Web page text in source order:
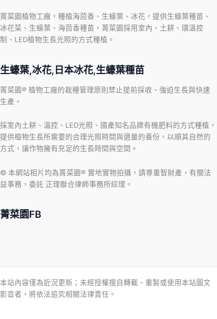
菁菜園植物工廠，種植海茴香、生蠔葉、冰花，提供生蠔葉種苗、
冰花菜、生蠔葉、海茴香種苗，菁菜園採用室內、土耕、環溫控
制、LED植物生長光照的方式種植。
生蠔葉,冰花,日本冰花,生蠔葉種苗
菁菜園® 植物工廠的栽種管理原則禁止提前採收、強迫生長與快速
生產。
採室內土耕、溫控、LED光照、國產知名品牌有機肥料的方式種植，
提供植物生長所需要的合理光照時間與適量的養份，以順其自然的
方式，讓作物擁有充足的生長時間與空間。
© 本網站相片均為菁菜園® 實地實物拍攝，請尊重智財產，有關法
益事務，委託 正理聯合律師事務所綜理。
菁菜園FB
本站內容僅為近況更新；未經授權擅自轉載、重製或使用本站圖文
影音者，將依法追究相關法律責任。